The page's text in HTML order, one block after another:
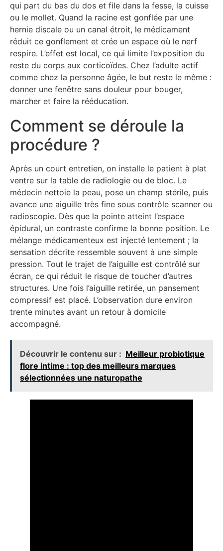
qui part du bas du dos et file dans la fesse, la cuisse
ou le mollet. Quand la racine est gonflée par une
hernie discale ou un canal étroit, le médicament
réduit ce gonflement et crée un espace où le nerf
respire. L’effet est local, ce qui limite l’exposition du
reste du corps aux corticoïdes. Chez l’adulte actif
comme chez la personne âgée, le but reste le même :
donner une fenêtre sans douleur pour bouger,
marcher et faire la rééducation.
Comment se déroule la
procédure ?
Après un court entretien, on installe le patient à plat
ventre sur la table de radiologie ou de bloc. Le
médecin nettoie la peau, pose un champ stérile, puis
avance une aiguille très fine sous contrôle scanner ou
radioscopie. Dès que la pointe atteint l’espace
épidural, un contraste confirme la bonne position. Le
mélange médicamenteux est injecté lentement ; la
sensation décrite ressemble souvent à une simple
pression. Tout le trajet de l’aiguille est contrôlé sur
écran, ce qui réduit le risque de toucher d’autres
structures. Une fois l’aiguille retirée, un pansement
compressif est placé. L’observation dure environ
trente minutes avant un retour à domicile
accompagné.
Découvrir le contenu sur : Meilleur probiotique
flore intime : top des meilleurs marques
sélectionnées une naturopathe